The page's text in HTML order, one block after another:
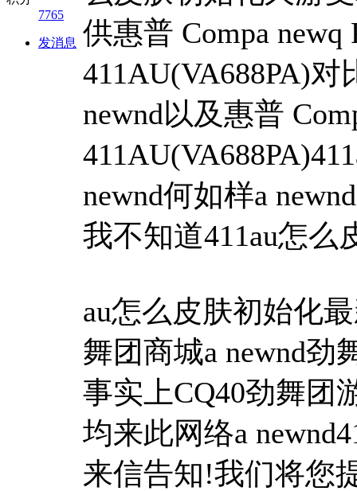
7765
发消息 供惠普 Compa newq
411AU(VA688PA)对
newnd以及惠普
newnd何如样a
我不知道411au怎么
au怎么皮肤初始化
舞团商城a newnd劲
事实上CQ40劲舞团
均来此网络a
来信告知!我们将您